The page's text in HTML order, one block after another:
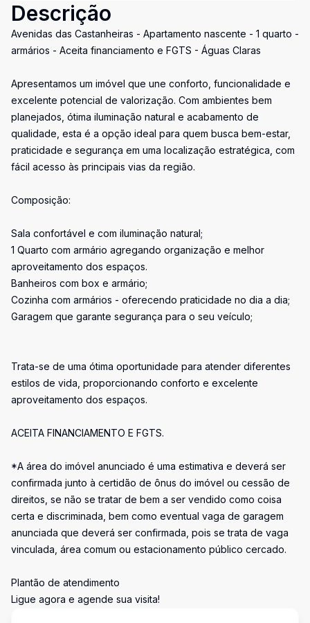
Descrição
Avenidas das Castanheiras - Apartamento nascente - 1 quarto -
armários - Aceita financiamento e FGTS - Águas Claras
Apresentamos um imóvel que une conforto, funcionalidade e
excelente potencial de valorização. Com ambientes bem
planejados, ótima iluminação natural e acabamento de
qualidade, esta é a opção ideal para quem busca bem-estar,
praticidade e segurança em uma localização estratégica, com
fácil acesso às principais vias da região.
Composição:
Sala confortável e com iluminação natural;
1 Quarto com armário agregando organização e melhor
aproveitamento dos espaços.
Banheiros com box e armário;
Cozinha com armários - oferecendo praticidade no dia a dia;
Garagem que garante segurança para o seu veículo;
Trata-se de uma ótima oportunidade para atender diferentes
estilos de vida, proporcionando conforto e excelente
aproveitamento dos espaços.
ACEITA FINANCIAMENTO E FGTS.
*A área do imóvel anunciado é uma estimativa e deverá ser
confirmada junto à certidão de ônus do imóvel ou cessão de
direitos, se não se tratar de bem a ser vendido como coisa
certa e discriminada, bem como eventual vaga de garagem
anunciada que deverá ser confirmada, pois se trata de vaga
vinculada, área comum ou estacionamento público cercado.
Plantão de atendimento
Ligue agora e agende sua visita!